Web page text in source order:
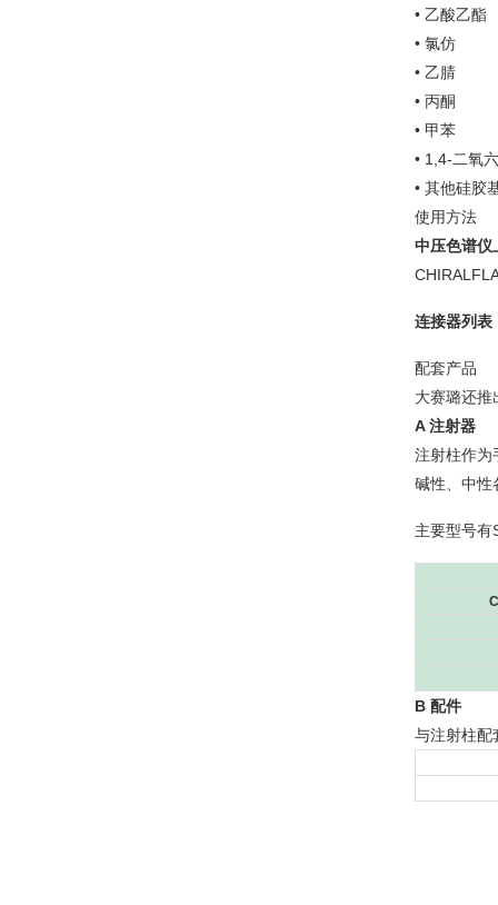
• 乙酸乙酯
• 氯仿
• 乙腈
• 丙酮
• 甲苯
• 1,4-二氧
• 其他硅胶
使用方法
中压色谱仪
连接器列表
配套产品
大赛璐还推
A 注射器
注射柱作为
碱性、中性
主要型号有
B 配件
与注射柱配